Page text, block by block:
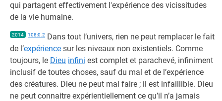
qui partagent effectivement l'expérience des vicissitudes
de la vie humaine.
2014 108:0.2 Dans tout l’univers, rien ne peut remplacer le fait
de l’expérience sur les niveaux non existentiels. Comme
toujours, le Dieu infini est complet et parachevé, infiniment
inclusif de toutes choses, sauf du mal et de l’expérience
des créatures. Dieu ne peut mal faire ; il est infaillible. Dieu
ne peut connaitre expérientiellement ce qu’il n’a jamais